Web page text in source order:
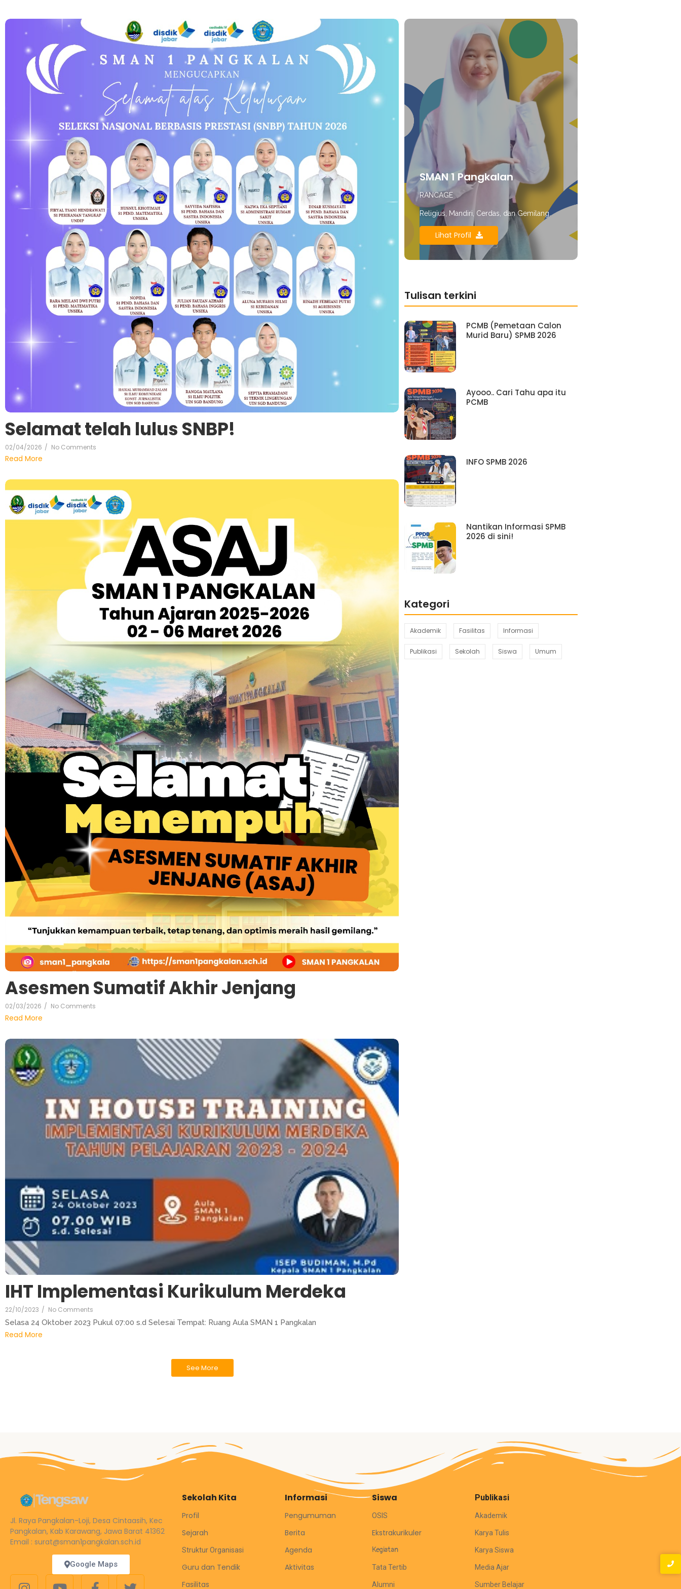
Selamat telah lulus SNBP!
02/04/2026 / No Comments
Read More
Asesmen Sumatif Akhir Jenjang
02/03/2026 / No Comments
Read More
IHT Implementasi Kurikulum Merdeka
22/10/2023 / No Comments
Selasa 24 Oktober 2023 Pukul 07:00 s.d Selesai Tempat: Ruang Aula SMAN 1 Pangkalan
Read More
See More
SMAN 1 Pangkalan
RANCAGE
Religius, Mandiri, Cerdas, dan Gemilang.
Lihat Profil
Tulisan terkini
PCMB (Pemetaan Calon
Murid Baru) SPMB 2026
Ayooo.. Cari Tahu apa itu
PCMB
INFO SPMB 2026
Nantikan Informasi SPMB
2026 di sini!
Kategori
Akademik Fasilitas Informasi
Publikasi Sekolah Siswa Umum
Jl. Raya Pangkalan-Loji, Desa Cintaasih, Kec
Pangkalan, Kab Karawang, Jawa Barat 41362
Email : surat@sman1pangkalan.sch.id
Google Maps
Sekolah Kita
Profil
Sejarah
Struktur Organisasi
Guru dan Tendik
Fasilitas
Informasi
Pengumuman
Berita
Agenda
Aktivitas
Siswa
OSIS
Ekstrakurikuler
Kegiatan
Tata Tertib
Alumni
Publikasi
Akademik
Karya Tulis
Karya Siswa
Media Ajar
Sumber Belajar